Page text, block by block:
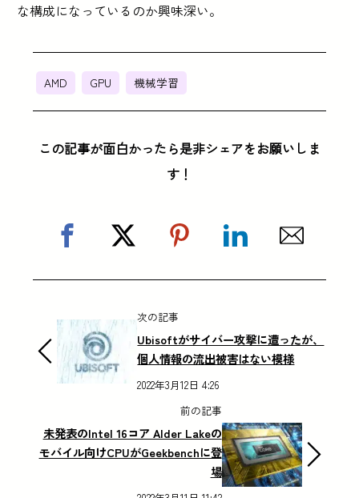
な構成になっているのか興味深い。
AMD GPU 機械学習
この記事が面白かったら是非シェアをお願いしま
す！
次の記事
Ubisoftがサイバー攻撃に遭ったが、
個人情報の流出被害はない模様
2022年3月12日 4:26
前の記事
未発表のIntel 16コア Alder Lakeの
モバイル向けCPUがGeekbenchに登
場